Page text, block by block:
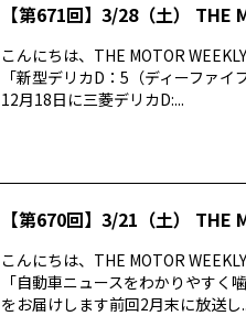
【第671回】3/28（土） THE
こんにちは、THE MOTOR
「新型デリカD：5（ディーファ
12月18日に三菱デリカD:...
【第670回】3/21（土） THE
こんにちは、THE MOTOR
「自動車ニュースをわかりやすく
をお届けします前回2月末に放送し